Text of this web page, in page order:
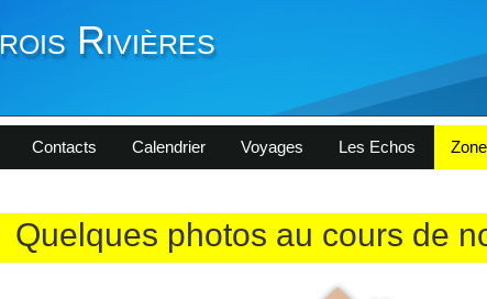
Rivières
Contacts Calendrier Voyages Les Echos
Quelques photos au cours de